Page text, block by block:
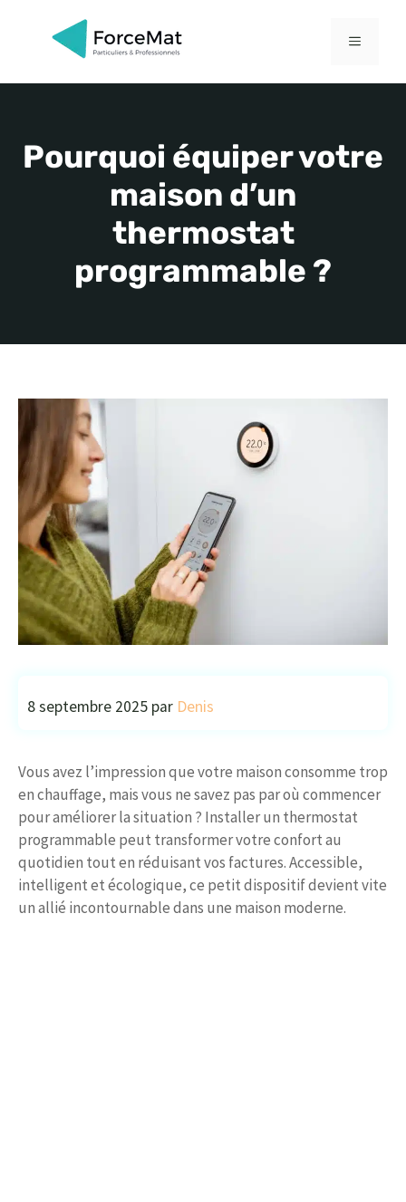
MENU
Pourquoi équiper votre
maison d’un
thermostat
programmable ?
8 septembre 2025 par Denis
Vous avez l’impression que votre maison consomme trop
en chauffage, mais vous ne savez pas par où commencer
pour améliorer la situation ? Installer un thermostat
programmable peut transformer votre confort au
quotidien tout en réduisant vos factures. Accessible,
intelligent et écologique, ce petit dispositif devient vite
un allié incontournable dans une maison moderne.